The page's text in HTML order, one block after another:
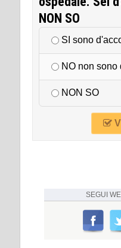
NON SO
SI sono
NO non sono
NON SO
SEGUI